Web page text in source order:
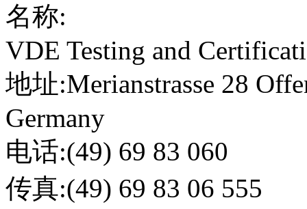
名称:
VDE Testing and
地址:Merianstrasse 28
Germany
电话:(49) 69 83 060
传真:(49) 69 83 06 555